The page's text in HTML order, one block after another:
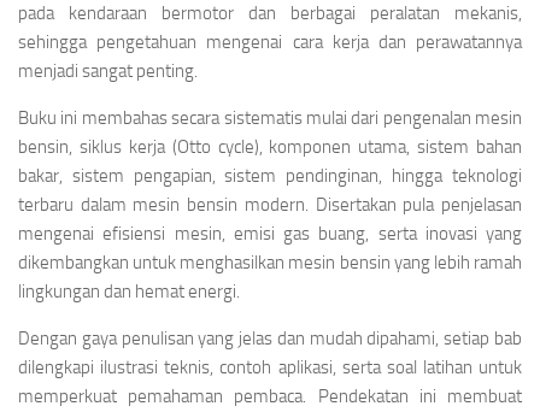
pada kendaraan bermotor dan berbagai peralatan mekanis,
sehingga pengetahuan mengenai cara kerja dan perawatannya
menjadi sangat penting.
Buku ini membahas secara sistematis mulai dari pengenalan mesin
bensin, siklus kerja (Otto cycle), komponen utama, sistem bahan
bakar, sistem pengapian, sistem pendinginan, hingga teknologi
terbaru dalam mesin bensin modern. Disertakan pula penjelasan
mengenai efisiensi mesin, emisi gas buang, serta inovasi yang
dikembangkan untuk menghasilkan mesin bensin yang lebih ramah
lingkungan dan hemat energi.
Dengan gaya penulisan yang jelas dan mudah dipahami, setiap bab
dilengkapi ilustrasi teknis, contoh aplikasi, serta soal latihan untuk
memperkuat pemahaman pembaca. Pendekatan ini membuat